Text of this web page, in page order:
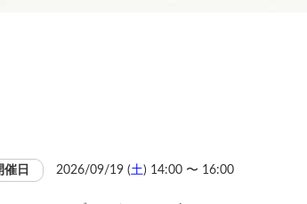
催日 2026/09/19 (土) 14:00 〜 16:00